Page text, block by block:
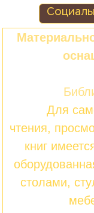
Для
чтения,
книг
столами,